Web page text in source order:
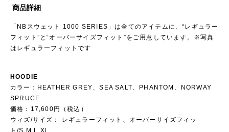
商品詳細
「NBスウェット 1000 SERIES」は全てのアイテムに、“レギュラー
フィット”と“オーバーサイズフィット”をご用意しています。※写真
はレギュラーフィットです
HOODIE
カラー：HEATHER GREY、SEA SALT、PHANTOM、NORWAY
SPRUCE
価格：17,600円（税込）
ウィズ/サイズ： レギュラーフィット、オーバーサイズフィッ
ト/S,M,L,XL